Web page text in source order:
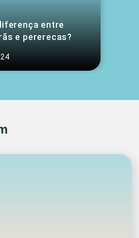
entre
e pererecas?